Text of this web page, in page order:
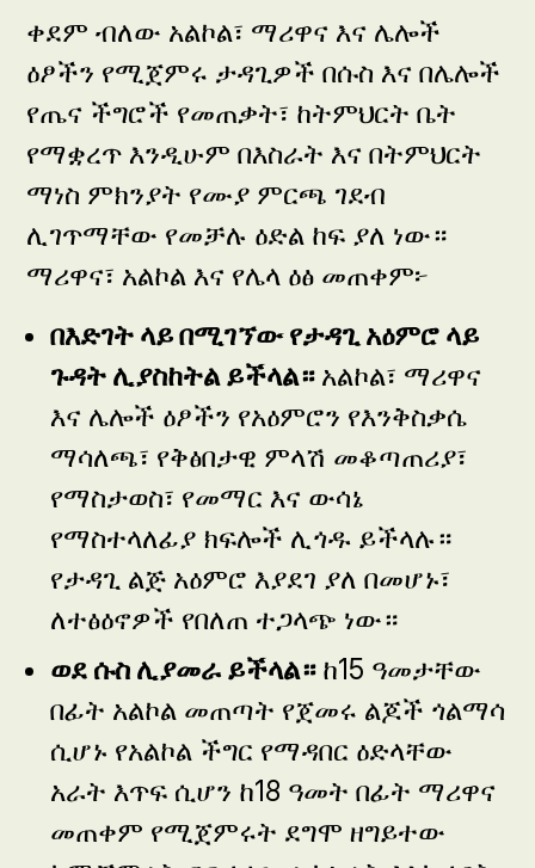
ቀደም ብለው አልኮል፣ ማሪዋና እና ሌሎች
ዕፆችን የሚጀምሩ ታዳጊዎች በሱስ እና በሌሎች
የጤና ችግሮች የመጠቃት፣ ከትምህርት ቤት
የማቋረጥ እንዲሁም በእስራት እና በትምህርት
ማነስ ምክንያት የሙያ ምርጫ ገደብ
ሊገጥማቸው የመቻሉ ዕድል ከፍ ያለ ነው።
ማሪዋና፣ አልኮል እና የሌላ ዕፅ መጠቀም፦
በእድገት ላይ በሚገኘው የታዳጊ አዕምሮ ላይ
ጉዳት ሊያስከትል ይችላል።አልኮል፣ ማሪዋና
እና ሌሎች ዕፆችን የአዕምሮን የእንቅስቃሴ
ማሳለጫ፣ የቅፅበታዊ ምላሽ መቆጣጠሪያ፣
የማስታወስ፣ የመማር እና ውሳኔ
የማስተላለፊያ ክፍሎች ሊጎዱ ይችላሉ።
የታዳጊ ልጅ አዕምሮ እያደገ ያለ በመሆኑ፣
ለተፅዕኖዎች የበለጠ ተጋላጭ ነው።
ወደ ሱስ ሊያመራ ይችላል።ከ15 ዓመታቸው
በፊት አልኮል መጠጣት የጀመሩ ልጆች ጎልማሳ
ሲሆኑ የአልኮል ችግር የማዳበር ዕድላቸው
አራት እጥፍ ሲሆን ከ18 ዓመት በፊት ማሪዋና
መጠቀም የሚጀምሩት ደግሞ ዘግይተው